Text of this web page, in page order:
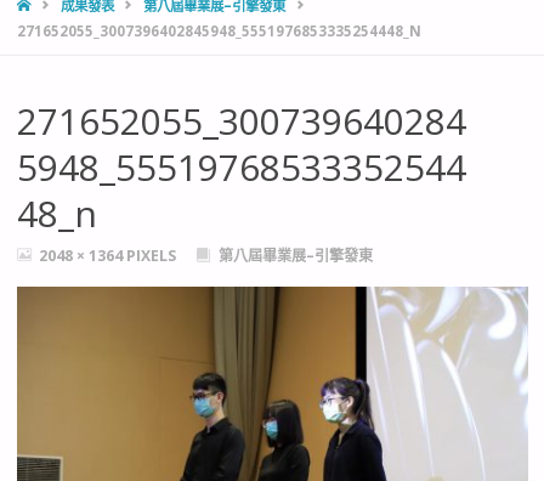
成果發表
第八屆畢業展–引擎發東
271652055_3007396402845948_5551976853335254448_N
271652055_300739640284
5948_55519768533352544
48_n
FULL2048 × 1364PIXELS 第八屆畢業展–引擎發東